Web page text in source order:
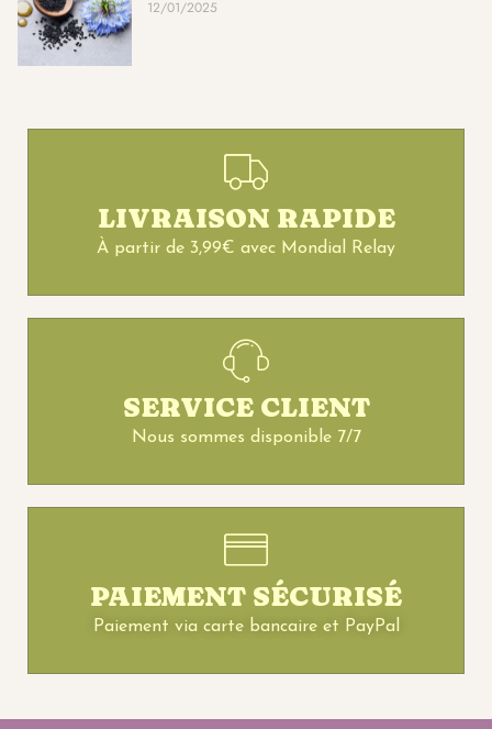
12/01/2025
LIVRAISON RAPIDE
À partir de 3,99€ avec Mondial Relay
SERVICE CLIENT
Nous sommes disponible 7/7
PAIEMENT SÉCURISÉ
Paiement via carte bancaire et PayPal